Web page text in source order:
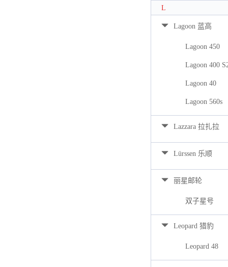
L
Lagoon 蓝高
Lagoon 450
Lagoon 400
Lagoon 40
Lagoon 560s
Lazzara 拉扎拉
Lürssen 乐顺
丽星邮轮
双子星号
Leopard 猎豹
Leopard 48